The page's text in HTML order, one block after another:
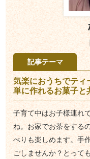
記事テーマ
気楽におうちでテ
単に作れるお菓子と
子育て中はお子様連れ
ね。お家でお茶をする
べりも楽しめます。手
ごしませんか？とって